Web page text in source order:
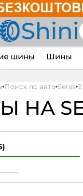
шины Шины
Поиск по авто Seres 3
НА